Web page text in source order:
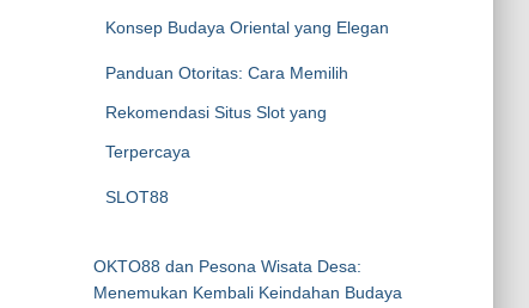
Konsep Budaya Oriental yang Elegan
Panduan Otoritas: Cara Memilih
Rekomendasi Situs Slot yang
Terpercaya
SLOT88
OKTO88 dan Pesona Wisata Desa:
Menemukan Kembali Keindahan Budaya